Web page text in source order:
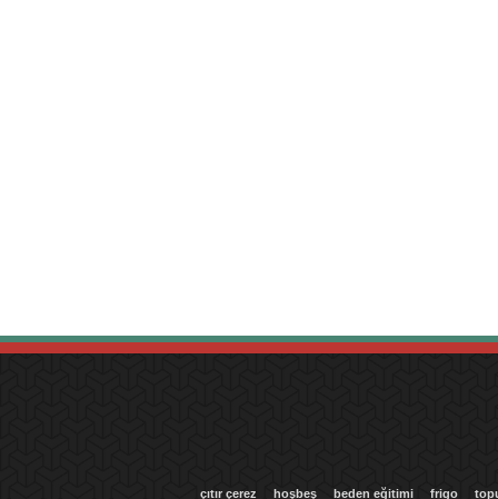
çıtır çerez hoşbeş beden eğitimi frigo